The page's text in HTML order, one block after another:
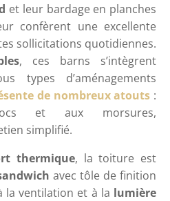
et leur bardage en planches
confèrent une excellente
sollicitations quotidiennes.
, ces barns s’intègrent
types d’aménagements
de nombreux atouts :
et aux morsures,
simplifié.
thermique, la toiture est
avec tôle de finition
la ventilation et à la lumière